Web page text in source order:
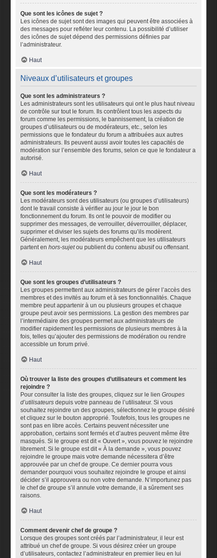
Que sont les icônes de sujet ?
Les icônes de sujet sont des images qui peuvent être associées à
des messages pour refléter leur contenu. La possibilité d’utiliser
des icônes de sujet dépend des permissions définies par
l’administrateur.
Haut
Niveaux d’utilisateurs et groupes
Que sont les administrateurs ?
Les administrateurs sont les utilisateurs qui ont le plus haut niveau
de contrôle sur tout le forum. Ils contrôlent tous les aspects du
forum comme les permissions, le bannissement, la création de
groupes d’utilisateurs ou de modérateurs, etc., selon les
permissions que le fondateur du forum a attribuées aux autres
administrateurs. Ils peuvent aussi avoir toutes les capacités de
modération sur l’ensemble des forums, selon ce que le fondateur a
autorisé.
Haut
Que sont les modérateurs ?
Les modérateurs sont des utilisateurs (ou groupes d’utilisateurs)
dont le travail consiste à vérifier au jour le jour le bon
fonctionnement du forum. Ils ont le pouvoir de modifier ou
supprimer des messages, de verrouiller, déverrouiller, déplacer,
supprimer et diviser les sujets des forums qu’ils modèrent.
Généralement, les modérateurs empêchent que les utilisateurs
partent enhors-sujetou publient du contenu abusif ou offensant.
Haut
Que sont les groupes d’utilisateurs ?
Les groupes permettent aux administrateurs de gérer l’accès des
membres et des invités au forum et à ses fonctionnalités. Chaque
membre peut appartenir à un ou plusieurs groupes et chaque
groupe peut avoir ses permissions. La gestion des membres par
l’intermédiaire des groupes permet aux administrateurs de
modifier rapidement les permissions de plusieurs membres à la
fois, telles qu’ajouter des permissions de modération ou rendre
accessible un forum privé.
Haut
Où trouver la liste des groupes d’utilisateurs et comment les
rejoindre ?
Pour consulter la liste des groupes, cliquez sur le lienGroupes
d’utilisateurs depuis votre panneau de l’utilisateur. Si vous
souhaitez rejoindre un des groupes, sélectionnez le groupe désiré
et cliquez sur le bouton approprié. Toutefois, tous les groupes ne
sont pas en libre accès. Certains peuvent nécessiter une
approbation, certains sont fermés et d’autres peuvent même être
masqués. Si le groupe est dit « Ouvert », vous pouvez le rejoindre
librement. Si le groupe est dit « À la demande », vous pouvez
rejoindre le groupe mais votre demande nécessitera d’être
approuvée par un chef de groupe. Ce dernier pourra vous
demander pourquoi vous souhaitez rejoindre le groupe et ainsi
décider s’il approuvera ou non votre demande. N’importunez pas
le chef de groupe s’il annule votre demande, il a sûrement ses
raisons.
Haut
Comment devenir chef de groupe ?
Lorsque des groupes sont créés par l’administrateur, il leur est
attribué un chef de groupe. Si vous désirez créer un groupe
d’utilisateurs, contactez l’administrateur en premier lieu en lui